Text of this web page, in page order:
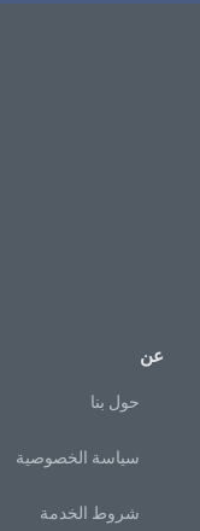
عن
حول بنا
سياسة الخصوصية
شروط الخدمة